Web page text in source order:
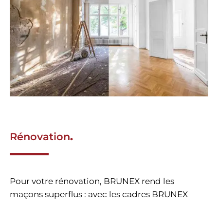
Rénovation.
Pour votre rénovation, BRUNEX rend les
maçons superflus : avec les cadres BRUNEX